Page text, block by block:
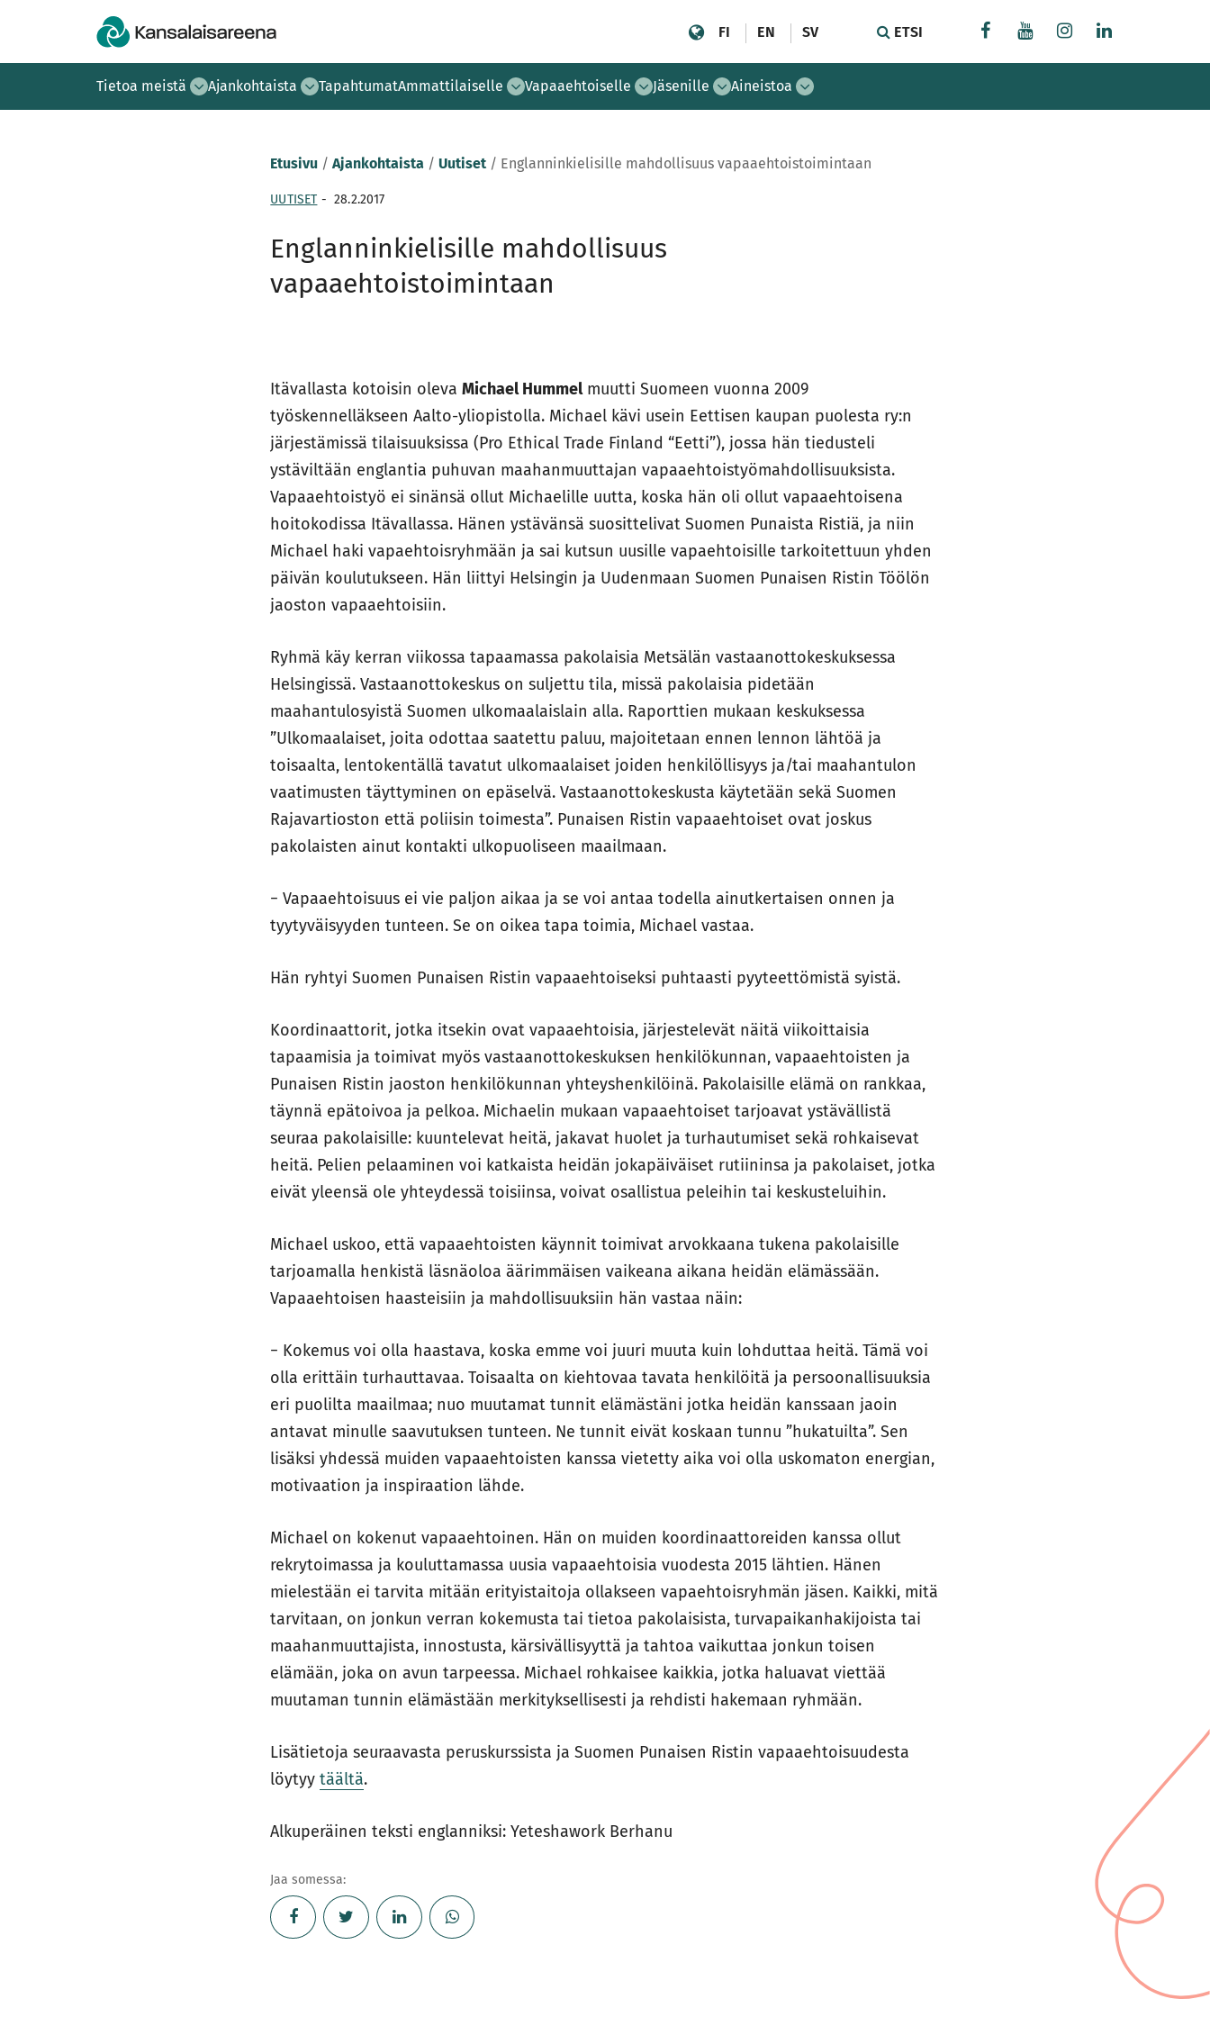
FI EN SV ETSI
Tietoa meistä Ajankohtaista TapahtumatAmmattilaiselle Vapaaehtoiselle Jäsenille Aineistoa
Etusivu /Ajankohtaista /Uutiset / Englanninkielisille mahdollisuus vapaaehtoistoimintaan
UUTISET - 28.2.2017
Englanninkielisille mahdollisuus
vapaaehtoistoimintaan
Itävallasta kotoisin olevaMichael Hummelmuutti Suomeen vuonna 2009
työskennelläkseen Aalto-yliopistolla. Michael kävi usein Eettisen kaupan puolesta ry:n
järjestämissä tilaisuuksissa (Pro Ethical Trade Finland “Eetti”), jossa hän tiedusteli
ystäviltään englantia puhuvan maahanmuuttajan vapaaehtoistyömahdollisuuksista.
Vapaaehtoistyö ei sinänsä ollut Michaelille uutta, koska hän oli ollut vapaaehtoisena
hoitokodissa Itävallassa. Hänen ystävänsä suosittelivat Suomen Punaista Ristiä, ja niin
Michael haki vapaehtoisryhmään ja sai kutsun uusille vapaehtoisille tarkoitettuun yhden
päivän koulutukseen. Hän liittyi Helsingin ja Uudenmaan Suomen Punaisen Ristin Töölön
jaoston vapaaehtoisiin.
Ryhmä käy kerran viikossa tapaamassa pakolaisia Metsälän vastaanottokeskuksessa
Helsingissä. Vastaanottokeskus on suljettu tila, missä pakolaisia pidetään
maahantulosyistä Suomen ulkomaalaislain alla. Raporttien mukaan keskuksessa
”Ulkomaalaiset, joita odottaa saatettu paluu, majoitetaan ennen lennon lähtöä ja
toisaalta, lentokentällä tavatut ulkomaalaiset joiden henkilöllisyys ja/tai maahantulon
vaatimusten täyttyminen on epäselvä. Vastaanottokeskusta käytetään sekä Suomen
Rajavartioston että poliisin toimesta”. Punaisen Ristin vapaaehtoiset ovat joskus
pakolaisten ainut kontakti ulkopuoliseen maailmaan.
− Vapaaehtoisuus ei vie paljon aikaa ja se voi antaa todella ainutkertaisen onnen ja
tyytyväisyyden tunteen. Se on oikea tapa toimia, Michael vastaa.
Hän ryhtyi Suomen Punaisen Ristin vapaaehtoiseksi puhtaasti pyyteettömistä syistä.
Koordinaattorit, jotka itsekin ovat vapaaehtoisia, järjestelevät näitä viikoittaisia
tapaamisia ja toimivat myös vastaanottokeskuksen henkilökunnan, vapaaehtoisten ja
Punaisen Ristin jaoston henkilökunnan yhteyshenkilöinä. Pakolaisille elämä on rankkaa,
täynnä epätoivoa ja pelkoa. Michaelin mukaan vapaaehtoiset tarjoavat ystävällistä
seuraa pakolaisille: kuuntelevat heitä, jakavat huolet ja turhautumiset sekä rohkaisevat
heitä. Pelien pelaaminen voi katkaista heidän jokapäiväiset rutiininsa ja pakolaiset, jotka
eivät yleensä ole yhteydessä toisiinsa, voivat osallistua peleihin tai keskusteluihin.
Michael uskoo, että vapaaehtoisten käynnit toimivat arvokkaana tukena pakolaisille
tarjoamalla henkistä läsnäoloa äärimmäisen vaikeana aikana heidän elämässään.
Vapaaehtoisen haasteisiin ja mahdollisuuksiin hän vastaa näin:
− Kokemus voi olla haastava, koska emme voi juuri muuta kuin lohduttaa heitä. Tämä voi
olla erittäin turhauttavaa. Toisaalta on kiehtovaa tavata henkilöitä ja persoonallisuuksia
eri puolilta maailmaa; nuo muutamat tunnit elämästäni jotka heidän kanssaan jaoin
antavat minulle saavutuksen tunteen. Ne tunnit eivät koskaan tunnu ”hukatuilta”. Sen
lisäksi yhdessä muiden vapaaehtoisten kanssa vietetty aika voi olla uskomaton energian,
motivaation ja inspiraation lähde.
Michael on kokenut vapaaehtoinen. Hän on muiden koordinaattoreiden kanssa ollut
rekrytoimassa ja kouluttamassa uusia vapaaehtoisia vuodesta 2015 lähtien. Hänen
mielestään ei tarvita mitään erityistaitoja ollakseen vapaehtoisryhmän jäsen. Kaikki, mitä
tarvitaan, on jonkun verran kokemusta tai tietoa pakolaisista, turvapaikanhakijoista tai
maahanmuuttajista, innostusta, kärsivällisyyttä ja tahtoa vaikuttaa jonkun toisen
elämään, joka on avun tarpeessa. Michael rohkaisee kaikkia, jotka haluavat viettää
muutaman tunnin elämästään merkityksellisesti ja rehdisti hakemaan ryhmään.
Lisätietoja seuraavasta peruskurssista ja Suomen Punaisen Ristin vapaaehtoisuudesta
löytyytäältä.
Alkuperäinen teksti englanniksi: Yeteshawork Berhanu
Jaa somessa: